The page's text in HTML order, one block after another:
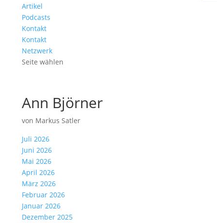
Artikel
Podcasts
Kontakt
Kontakt
Netzwerk
Seite wählen
Ann Björner
von Markus Satler
Juli 2026
Juni 2026
Mai 2026
April 2026
März 2026
Februar 2026
Januar 2026
Dezember 2025